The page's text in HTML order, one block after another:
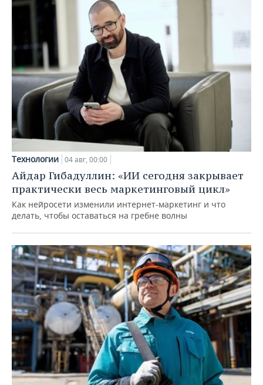
Технологии 04 авг, 00:00
Айдар Гибадуллин: «ИИ сегодня закрывает
практически весь маркетинговый цикл»
Как нейросети изменили интернет-маркетинг и что
делать, чтобы оставаться на гребне волны